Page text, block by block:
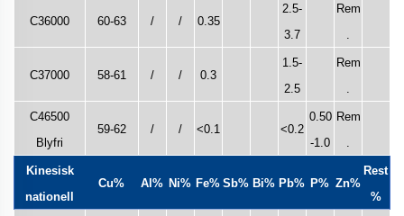
C36000 60-63 / / 0.35
2.5-
3.7
Rem
C37000 58-61 / / 0.3
1.5-
2.5
Rem
C46500
Blyfri
59-62 / / <0.1 <0.2
0.50
-1.0
Rem
Kinesisk
nationell
Cu% Al% Ni% Fe% Sb% Bi% Pb% P% Zn%
Rest
%